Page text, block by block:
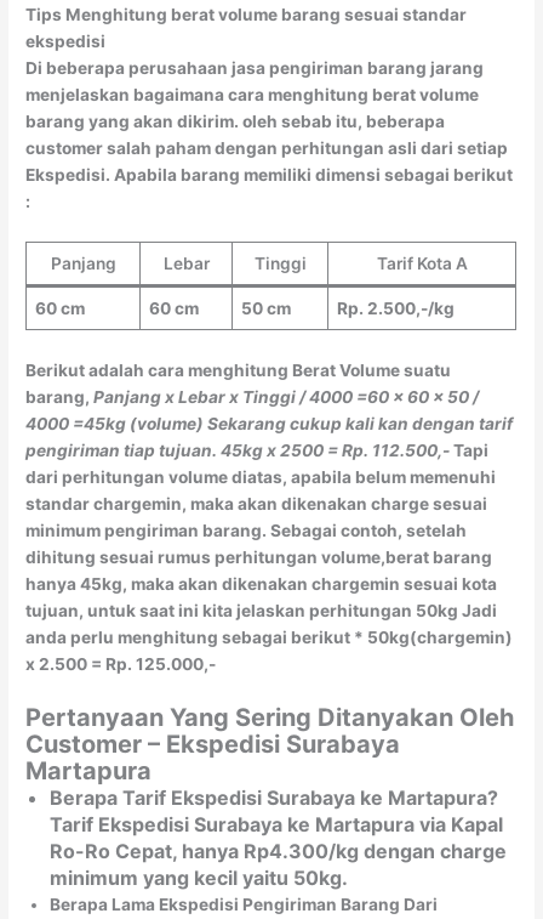
Tips Menghitung berat volume barang sesuai standar
ekspedisi
Di beberapa perusahaan jasa pengiriman barang jarang
menjelaskan bagaimana cara menghitung berat volume
barang yang akan dikirim. oleh sebab itu, beberapa
customer salah paham dengan perhitungan asli dari setiap
Ekspedisi. Apabila barang memiliki dimensi sebagai berikut
:
Panjang Lebar Tinggi Tarif Kota A
60 cm 60 cm 50 cm Rp. 2.500,-/kg
Berikut adalah cara menghitung Berat Volume suatu
barang,Panjang x Lebar x Tinggi / 4000 =60 x 60 x 50 /
4000 =45kg (volume) Sekarang cukup kali kan dengan tarif
pengiriman tiap tujuan. 45kg x 2500 = Rp. 112.500,-Tapi
dari perhitungan volume diatas, apabila belum memenuhi
standar chargemin, maka akan dikenakan charge sesuai
minimum pengiriman barang. Sebagai contoh, setelah
dihitung sesuai rumus perhitungan volume,berat barang
hanya 45kg, maka akan dikenakan chargemin sesuai kota
tujuan, untuk saat ini kita jelaskan perhitungan 50kg Jadi
anda perlu menghitung sebagai berikut * 50kg(chargemin)
x 2.500 = Rp. 125.000,-
Pertanyaan Yang Sering Ditanyakan Oleh
Customer – Ekspedisi Surabaya
Martapura
Berapa Tarif Ekspedisi Surabaya ke Martapura?
Tarif Ekspedisi Surabaya ke Martapura via Kapal
Ro-Ro Cepat, hanya Rp4.300/kg dengan charge
minimum yang kecil yaitu 50kg.
Berapa Lama Ekspedisi Pengiriman Barang Dari